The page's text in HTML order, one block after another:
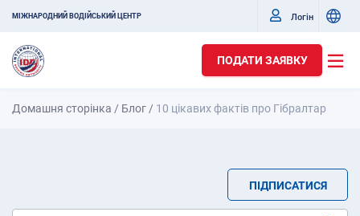
МІЖНАРОДНИЙ ВОДІЙСЬКИЙ ЦЕНТР Логін
ПОДАТИ ЗАЯВКУ
Домашня сторінка / Блог / 10 цікавих фактів про Гібралтар
ПІДПИСАТИСЯ